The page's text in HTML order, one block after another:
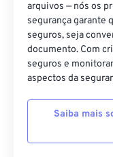
arquivos — nós os
segurança garante
seguros, seja
documento. Com
seguros e
aspectos da
Saiba mais